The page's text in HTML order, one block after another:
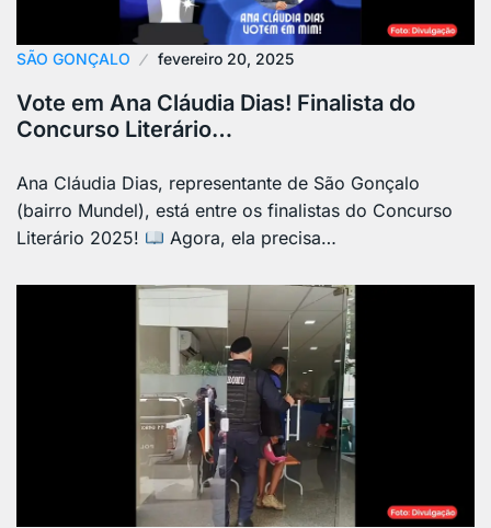
SÃO GONÇALO fevereiro 20, 2025
Vote em Ana Cláudia Dias! Finalista do
Concurso Literário…
Ana Cláudia Dias, representante de São Gonçalo
(bairro Mundel), está entre os finalistas do Concurso
Literário 2025!
Agora, ela precisa…